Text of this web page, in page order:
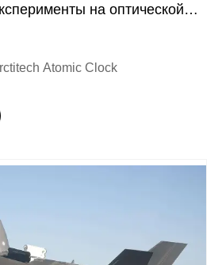
на оптической
Atomic Clock